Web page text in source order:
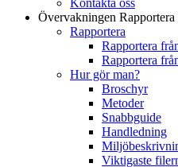
Övervakningen
Rapportera
Rapportera
Rapportera
Hur gör man?
Broschyr
Metoder
Snabbguide
Handledning
Viktigaste